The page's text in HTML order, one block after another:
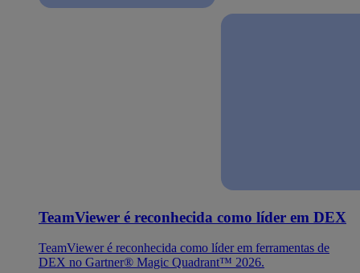
TeamViewer é reconhecida como líder em DEX
TeamViewer é reconhecida como líder em ferramentas de
DEX no Gartner® Magic Quadrant™ 2026.